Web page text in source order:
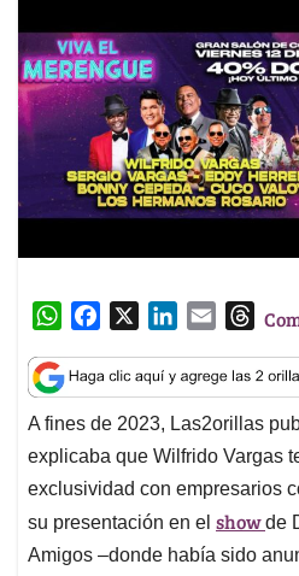
W
a
t
s
A
p
p
c
e
b
o
o
k
n
k
e
d
I
n
a
i
l
T
r
e
a
d
s
A fines de 2023, Las2orillas
explicaba que Wilfrido Vargas
exclusividad con empresarios
su presentación en el showde
Amigos –donde había sido